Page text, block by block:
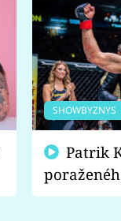
SHOWBYZNYS
fanoušci